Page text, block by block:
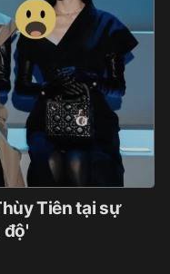
Tiên tại sự
độ'